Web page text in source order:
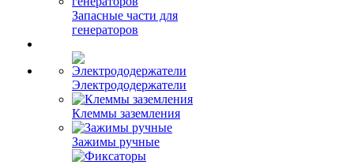
Запасные части для
генераторов
Электрододержатели
Клеммы заземления
Зажимы ручные